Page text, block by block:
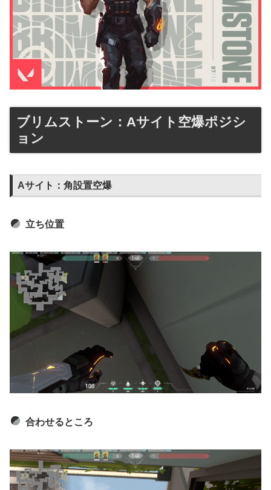
ブリムストーン：Aサイト空爆ポジシ
ョン
Aサイト：角設置空爆
立ち位置
合わせるところ